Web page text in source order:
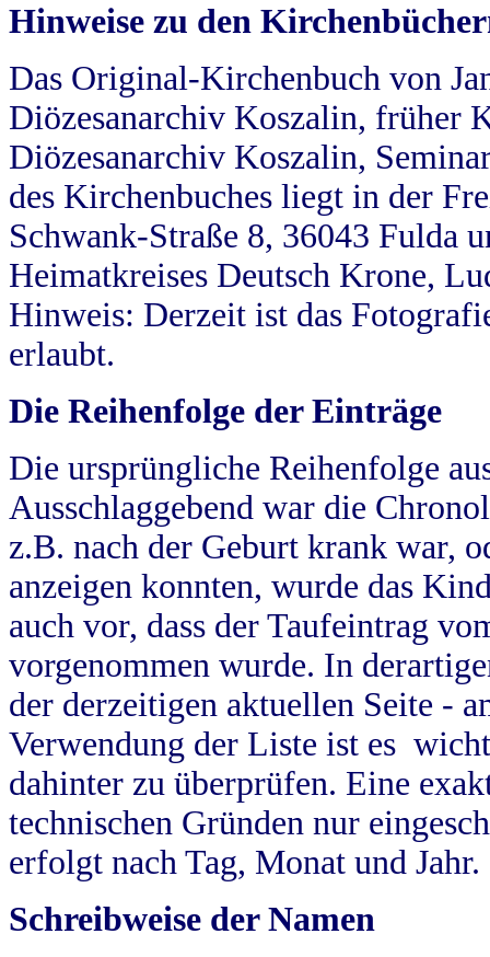
Hinweise zu den
Das Original-Kirchenbuch von
Diözesanarchiv Koszalin, früher
Diözesanarchiv Koszalin,
des Kirchenbuches liegt in der
Schwank-Straße 8, 36043 Fulda
Heimatkreises Deutsch Krone,
Hinweis: Derzeit ist das
erlaubt.
Die Reihenfolge der Einträge
Die ursprüngliche Reihenfolge
Ausschlaggebend war die
z.B. nach der Geburt krank war,
anzeigen konnten, wurde das
auch vor, dass der Taufeintrag
vorgenommen wurde. In
der derzeitigen aktuellen Seite -
Verwendung der Liste ist es
dahinter zu überprüfen. Eine
technischen Gründen nur
erfolgt nach Tag, Monat und Jahr.
Schreibweise der Namen